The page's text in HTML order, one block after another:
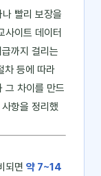
빨리 보장을
사이트 데이터
까지 걸리는
차 등에 따라
그 차이를 만드
항을 정리했
되면 약 7~14